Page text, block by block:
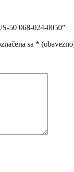
50 068-024-0050”
sa *